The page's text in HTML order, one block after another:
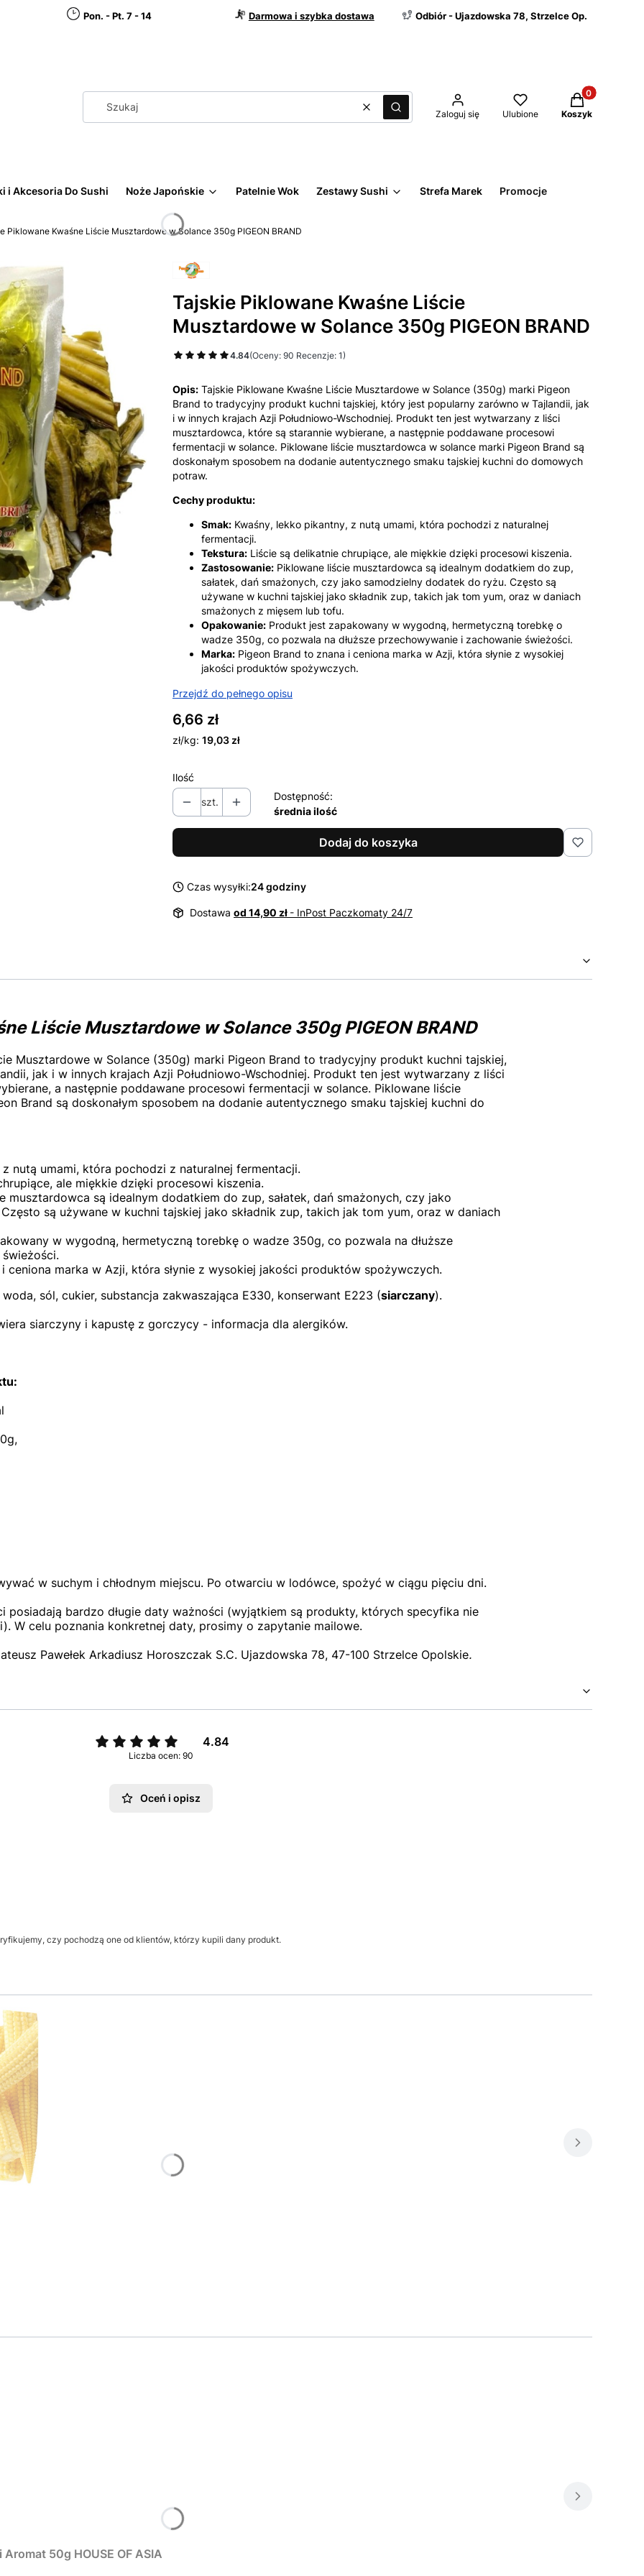
Pon. - Pt. 7 - 14 Darmowa i szybka dostawa Odbiór - Ujazdowska 78, Strzelce Op.
WyczyśćSzukaj Zaloguj się Ulubione
Produkty w
Koszyk
i Akcesoria Do Sushi Noże Japońskie Patelnie Wok Zestawy Sushi Strefa Marek Promocje
Piklowane Kwaśne Liście Musztardowe w Solance 350g PIGEON BRAND
Tajskie Piklowane Kwaśne Liście
Musztardowe w Solance 350g PIGEON BRAND
4.84(Oceny: 90 Recenzje: 1)
Opis: Tajskie Piklowane Kwaśne Liście Musztardowe w Solance (350g) marki Pigeon
Brand to tradycyjny produkt kuchni tajskiej, który jest popularny zarówno w Tajlandii, jak
i w innych krajach Azji Południowo-Wschodniej. Produkt ten jest wytwarzany z liści
musztardowca, które są starannie wybierane, a następnie poddawane procesowi
fermentacji w solance. Piklowane liście musztardowca w solance marki Pigeon Brand są
doskonałym sposobem na dodanie autentycznego smaku tajskiej kuchni do domowych
potraw.
Cechy produktu:
Smak: Kwaśny, lekko pikantny, z nutą umami, która pochodzi z naturalnej
fermentacji.
Tekstura: Liście są delikatnie chrupiące, ale miękkie dzięki procesowi kiszenia.
Zastosowanie: Piklowane liście musztardowca są idealnym dodatkiem do zup,
sałatek, dań smażonych, czy jako samodzielny dodatek do ryżu. Często są
używane w kuchni tajskiej jako składnik zup, takich jak tom yum, oraz w daniach
smażonych z mięsem lub tofu.
Opakowanie: Produkt jest zapakowany w wygodną, hermetyczną torebkę o
wadze 350g, co pozwala na dłuższe przechowywanie i zachowanie świeżości.
Marka: Pigeon Brand to znana i ceniona marka w Azji, która słynie z wysokiej
jakości produktów spożywczych.
Przejdź do pełnego opisu
Cena
6,66 zł
zł/kg: 19,03 zł
Ilość
szt.
Dostępność:
średnia ilość
Dodaj do koszyka
Czas wysyłki:24 godziny
Dostawa od 14,90 zł - InPost Paczkomaty 24/7
Liście Musztardowe w Solance 350g PIGEON BRAND
Musztardowe w Solance (350g) marki Pigeon Brand to tradycyjny produkt kuchni tajskiej,
jak i w innych krajach Azji Południowo-Wschodniej. Produkt ten jest wytwarzany z liści
a następnie poddawane procesowi fermentacji w solance. Piklowane liście
Brand są doskonałym sposobem na dodanie autentycznego smaku tajskiej kuchni do
nutą umami, która pochodzi z naturalnej fermentacji.
ale miękkie dzięki procesowi kiszenia.
musztardowca są idealnym dodatkiem do zup, sałatek, dań smażonych, czy jako
są używane w kuchni tajskiej jako składnik zup, takich jak tom yum, oraz w daniach
w wygodną, hermetyczną torebkę o wadze 350g, co pozwala na dłuższe
ceniona marka w Azji, która słynie z wysokiej jakości produktów spożywczych.
sól, cukier, substancja zakwaszająca E330, konserwant E223 (siarczany).
siarczyny i kapustę z gorczycy - informacja dla alergików.
w suchym i chłodnym miejscu. Po otwarciu w lodówce, spożyć w ciągu pięciu dni.
posiadają bardzo długie daty ważności (wyjątkiem są produkty, których specyfika nie
W celu poznania konkretnej daty, prosimy o zapytanie mailowe.
Pawełek Arkadiusz Horoszczak S.C. Ujazdowska 78, 47-100 Strzelce Opolskie.
4.84
Liczba ocen: 90
Oceń i opisz
czy pochodzą one od klientów, którzy kupili dany produkt.
Sezam Biały Do Sushi Łuskany Orzechowy Smak i Aromat 50g HOUSE OF ASIA